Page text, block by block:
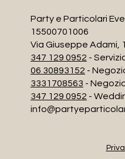
Party e Particolari
15500701006
Via Giuseppe Adami,
347 129 0952 -
06 30893152 -
3331708563 -
347 129 0952 -